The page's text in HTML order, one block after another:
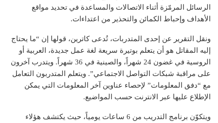
الرسائل المرمّزة أثناء الاتصالات والمساعدة في تحديد مواقع
الأهداف وإحباط الكمائن والتحذير من اعتداءات.
ونقل التقرير عن إحدى المتدربات، تُدعى كاترين، قولها إن “ما يحتاج
إليه المقاتل هو أن يتعلم بوتيرة سريعة لغة عمل جديدة، العربية أو
الروسية في غضون 24 شهراً، والصينية في 36 شهراً. ويتدرب آخرون
على مراقبة شبكات التواصل الاجتماعي”. ويتعلم المتدربون التعامل
مع “دفق المعلومات” لإحصاء عناوين آخر المعلومات التي يمكن
الإطلاع عليها عبر الانترنت حسب المواضيع.
ويتكوّن برنامج التدريب من 6 ساعات يومياً، حيث يكتشف هؤلاء